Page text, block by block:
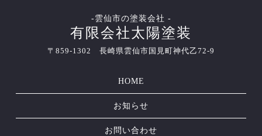
-雲仙市の塗装会社 -
有限会社太陽塗装
〒859-1302 長崎県雲仙市国見町神代乙72-9
HOME
お知らせ
お問い合わせ